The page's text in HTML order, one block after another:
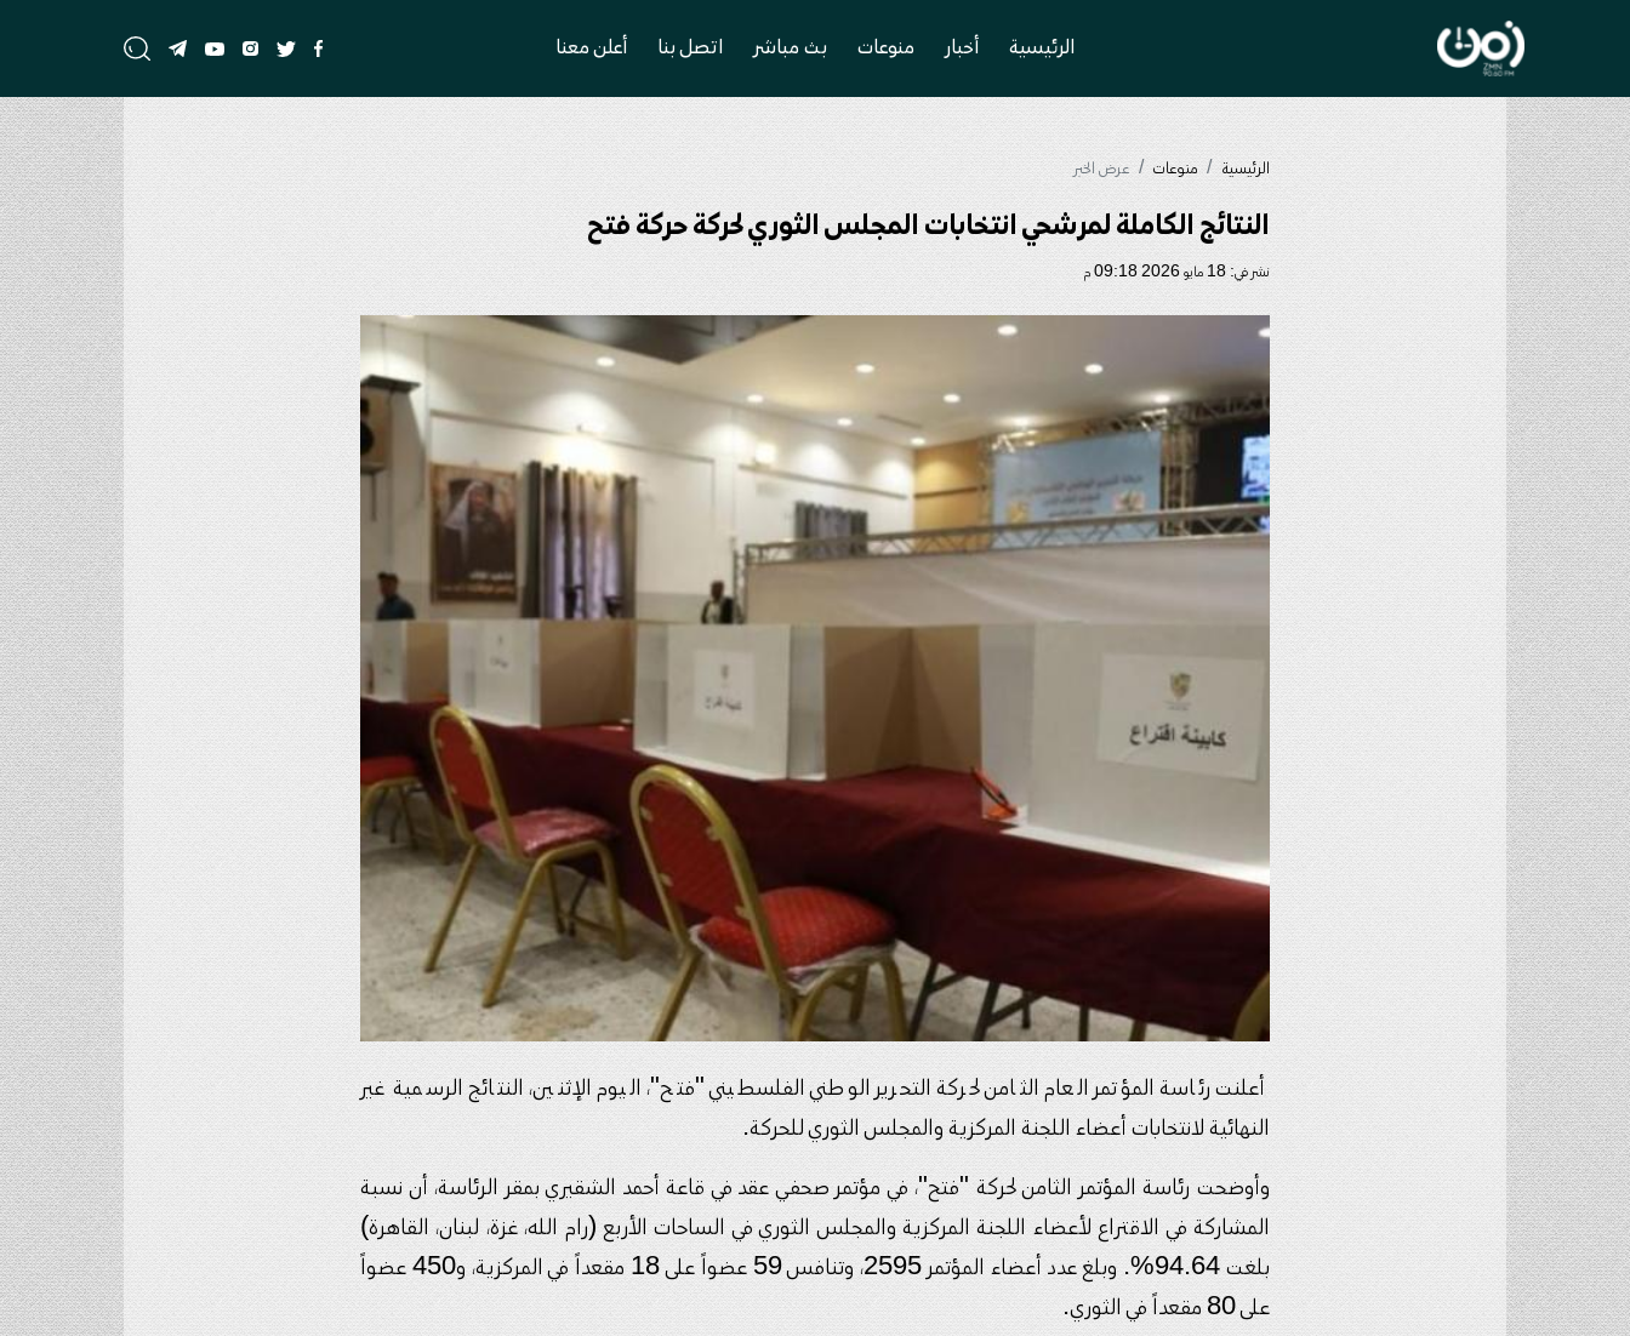
الرئيسية أخبار منوعات بث مباشر اتصل بنا أعلن معنا
الرئيسية منوعات عرض الخبر
النتائج الكاملة لمرشحي انتخابات المجلس الثوري لحركة حركة فتح
نشر في: 18 مايو 2026 09:18 م
أعلنت رئاسة المؤتمر العام الثامن لحركة التحرير الوطني الفلسطيني "فتح"، اليوم الإثنين، النتائج الرسمية غير
النهائية لانتخابات أعضاء اللجنة المركزية والمجلس الثوري للحركة.
وأوضحت رئاسة المؤتمر الثامن لحركة "فتح"، في مؤتمر صحفي عقد في قاعة أحمد الشقيري بمقر الرئاسة، أن نسبة
المشاركة في الاقتراع لأعضاء اللجنة المركزية والمجلس الثوري في الساحات الأربع (رام الله، غزة، لبنان، القاهرة)
بلغت 94.64%. وبلغ عدد أعضاء المؤتمر 2595، وتنافس 59 عضواً على 18 مقعداً في المركزية، و450 عضواً
على 80 مقعداً في الثوري.